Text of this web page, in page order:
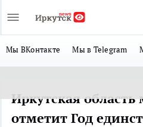
Мы ВКонтакте Мы в Telegram
Иркутская
отметит Год